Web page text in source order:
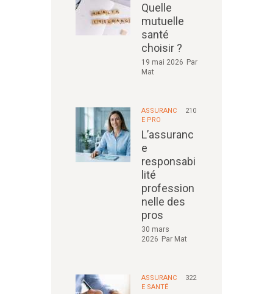
Quelle
mutuelle
santé
choisir ?
19 mai 2026 Par
Mat
ASSURANC
E PRO
210
L’assuranc
e
responsabi
lité
profession
nelle des
pros
30 mars
2026 Par Mat
ASSURANC
E SANTÉ
322